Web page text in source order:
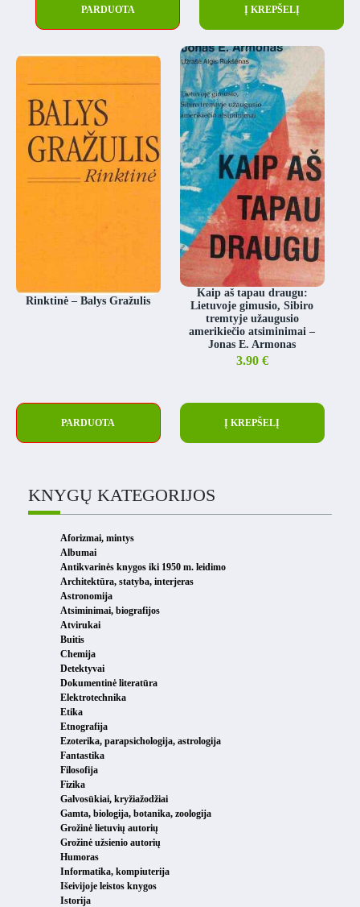
PARDUOTA Į KREPŠELĮ
Rinktinė – Balys Gražulis
PARDUOTA
Kaip aš tapau draugu:
Lietuvoje gimusio, Sibiro
tremtyje užaugusio
amerikiečio atsiminimai –
Jonas E. Armonas
3.90 €
Į KREPŠELĮ
KNYGŲ KATEGORIJOS
Aforizmai, mintys
Albumai
Antikvarinės knygos iki 1950 m. leidimo
Architektūra, statyba, interjeras
Astronomija
Atsiminimai, biografijos
Atvirukai
Buitis
Chemija
Detektyvai
Dokumentinė literatūra
Elektrotechnika
Etika
Etnografija
Ezoterika, parapsichologija, astrologija
Fantastika
Filosofija
Fizika
Galvosūkiai, kryžiažodžiai
Gamta, biologija, botanika, zoologija
Grožinė lietuvių autorių
Grožinė užsienio autorių
Humoras
Informatika, kompiuterija
Išeivijoje leistos knygos
Istorija